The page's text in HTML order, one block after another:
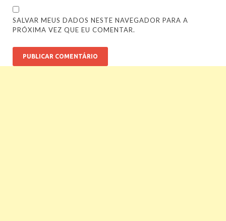
SALVAR MEUS DADOS NESTE NAVEGADOR PARA A
PRÓXIMA VEZ QUE EU COMENTAR.